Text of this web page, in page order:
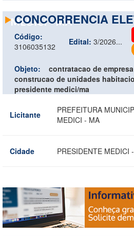
MEDICI - MA
CONCORRENCIA
Código:
3106035132
Edital: 3/2026...
Objeto:
contratacao de
construcao de unidades
presidente medici/ma
Licitante
PREFEITURA
MEDICI - MA
Cidade PRESIDENTE MEDICI -